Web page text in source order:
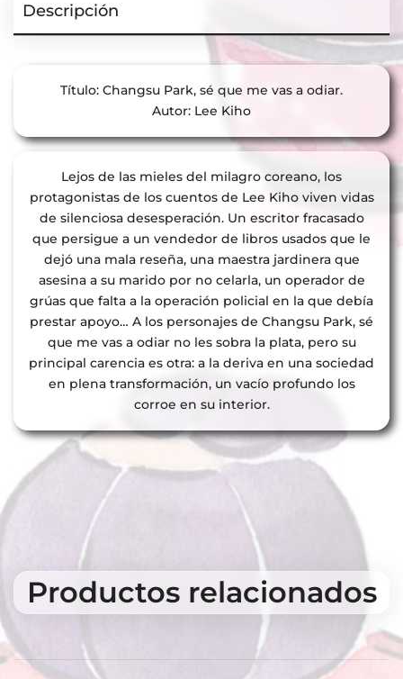
Descripción
Título: Changsu Park, sé que me vas a odiar.
Autor: Lee Kiho
Lejos de las mieles del milagro coreano, los
protagonistas de los cuentos de Lee Kiho viven vidas
de silenciosa desesperación. Un escritor fracasado
que persigue a un vendedor de libros usados que le
dejó una mala reseña, una maestra jardinera que
asesina a su marido por no celarla, un operador de
grúas que falta a la operación policial en la que debía
prestar apoyo… A los personajes de Changsu Park, sé
que me vas a odiar no les sobra la plata, pero su
principal carencia es otra: a la deriva en una sociedad
en plena transformación, un vacío profundo los
corroe en su interior.
Productos relacionados